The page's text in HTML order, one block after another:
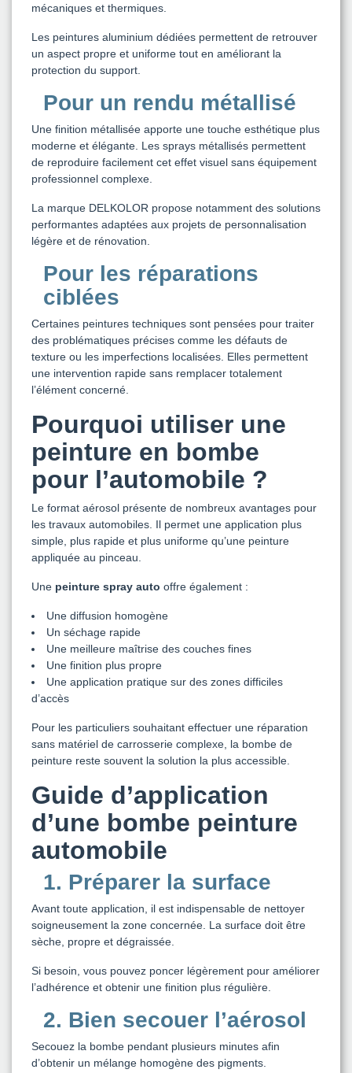
mécaniques et thermiques.
Les peintures aluminium dédiées permettent de retrouver
un aspect propre et uniforme tout en améliorant la
protection du support.
Pour un rendu métallisé
Une finition métallisée apporte une touche esthétique plus
moderne et élégante. Les sprays métallisés permettent
de reproduire facilement cet effet visuel sans équipement
professionnel complexe.
La marque DELKOLOR propose notamment des solutions
performantes adaptées aux projets de personnalisation
légère et de rénovation.
Pour les réparations
ciblées
Certaines peintures techniques sont pensées pour traiter
des problématiques précises comme les défauts de
texture ou les imperfections localisées. Elles permettent
une intervention rapide sans remplacer totalement
l’élément concerné.
Pourquoi utiliser une
peinture en bombe
pour l’automobile ?
Le format aérosol présente de nombreux avantages pour
les travaux automobiles. Il permet une application plus
simple, plus rapide et plus uniforme qu’une peinture
appliquée au pinceau.
Une peinture spray auto offre également :
Une diffusion homogène
Un séchage rapide
Une meilleure maîtrise des couches fines
Une finition plus propre
Une application pratique sur des zones difficiles
d’accès
Pour les particuliers souhaitant effectuer une réparation
sans matériel de carrosserie complexe, la bombe de
peinture reste souvent la solution la plus accessible.
Guide d’application
d’une bombe peinture
automobile
1. Préparer la surface
Avant toute application, il est indispensable de nettoyer
soigneusement la zone concernée. La surface doit être
sèche, propre et dégraissée.
Si besoin, vous pouvez poncer légèrement pour améliorer
l’adhérence et obtenir une finition plus régulière.
2. Bien secouer l’aérosol
Secouez la bombe pendant plusieurs minutes afin
d’obtenir un mélange homogène des pigments.